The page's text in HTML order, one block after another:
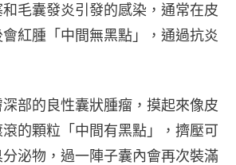
毛囊發炎引發的感染，通常在皮
紅腫「中間無黑點」，通過抗炎
深部的良性囊狀腫瘤，摸起來像皮
的顆粒「中間有黑點」，擠壓可
泌物，過一陣子囊內會再次裝滿